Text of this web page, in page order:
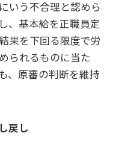
いう不合理と認めら
、基本給を正職員定
果を下回る限度で労
られるものに当た
、原審の判断を維持
戻し